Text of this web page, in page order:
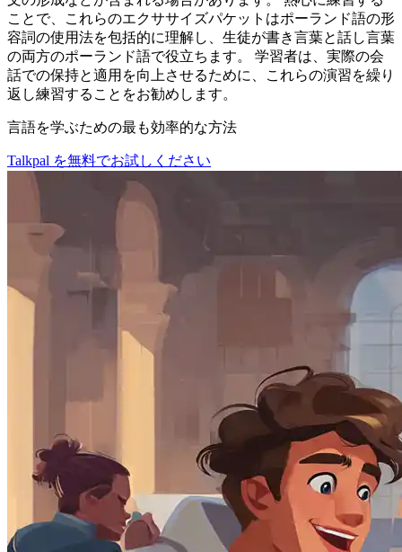
ことで、これらのエクササイズパケットはポーランド語の形
容詞の使用法を包括的に理解し、生徒が書き言葉と話し言葉
の両方のポーランド語で役立ちます。 学習者は、実際の会
話での保持と適用を向上させるために、これらの演習を繰り
返し練習することをお勧めします。
言語を学ぶための最も効率的な方法
Talkpal を無料でお試しください